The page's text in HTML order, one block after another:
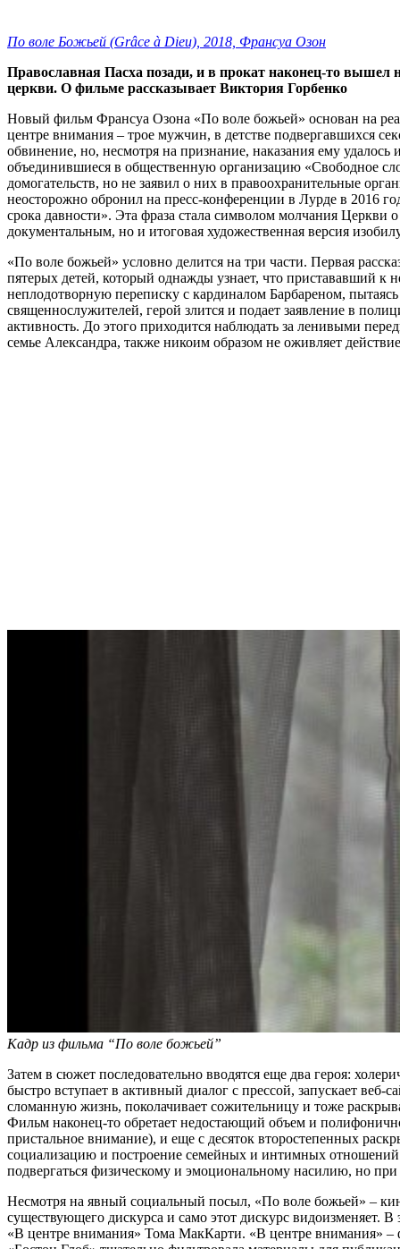
По воле Божьей (Grâce à Dieu), 2018, Франсуа Озон
Православная Пасха позади, и в прокат наконец-то
церкви. О фильме рассказывает Виктория Горбенко
Новый фильм Франсуа Озона «По воле божьей» основан на
центре внимания – трое мужчин, в детстве подвергавшихся
обвинение, но, несмотря на признание, наказания ему
объединившиеся в общественную организацию «Свободное
домогательств, но не заявил о них в правоохранительные
неосторожно обронил на пресс-конференции в Лурде в 2016
срока давности». Эта фраза стала символом молчания Церкви
документальным, но и итоговая художественная версия
«По воле божьей» условно делится на три части. Первая
пятерых детей, который однажды узнает, что пристававший к
неплодотворную переписку с кардиналом Барбареном,
священнослужителей, герой злится и подает заявление в
активность. До этого приходится наблюдать за ленивыми
семье Александра, также никоим образом не оживляет
Кадр из фильма “По воле божьей”
Затем в сюжет последовательно вводятся еще два героя:
быстро вступает в активный диалог с прессой, запускает
сломанную жизнь, поколачивает сожительницу и тоже
Фильм наконец-то обретает недостающий объем и
пристальное внимание), и еще с десяток второстепенных
социализацию и построение семейных и интимных
подвергаться физическому и эмоциональному насилию, но
Несмотря на явный социальный посыл, «По воле божьей» –
существующего дискурса и само этот дискурс
«В центре внимания» Тома МакКарти. «В центре внимания» –